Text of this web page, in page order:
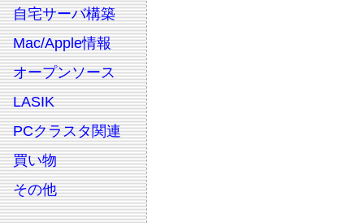
自宅サーバ構築
Mac/Apple情報
オープンソース
LASIK
PCクラスタ関連
買い物
その他